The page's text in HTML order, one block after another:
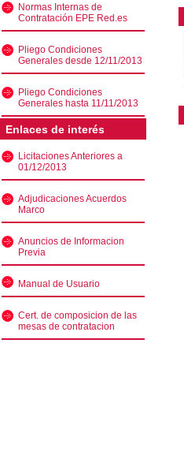
Normas Internas de
Contratación EPE Red.es
Pliego Condiciones
Generales desde 12/11/2013
Pliego Condiciones
Generales hasta 11/11/2013
Enlaces de interés
Licitaciones Anteriores a
01/12/2013
Adjudicaciones Acuerdos
Marco
Anuncios de Informacion
Previa
Manual de Usuario
Cert. de composicion de las
mesas de contratacion